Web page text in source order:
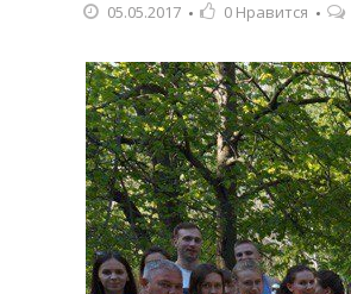
05.05.2017 0 Нравится